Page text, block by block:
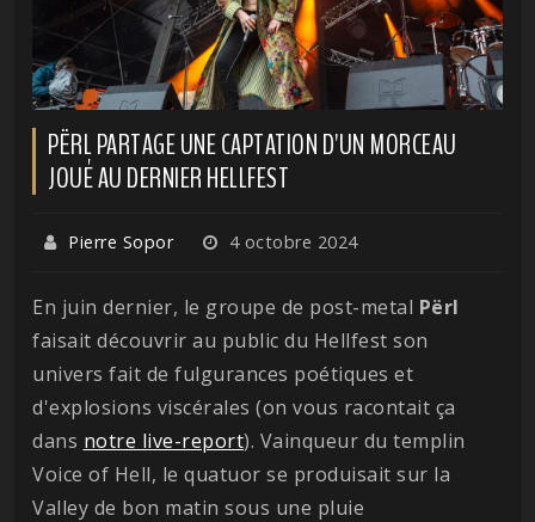
PËRL PARTAGE UNE CAPTATION D'UN MORCEAU
JOUÉ AU DERNIER HELLFEST
Pierre Sopor 4 octobre 2024
En juin dernier, le groupe de post-metal Përl
faisait découvrir au public du Hellfest son
univers fait de fulgurances poétiques et
d'explosions viscérales (on vous racontait ça
dans notre live-report). Vainqueur du templin
Voice of Hell, le quatuor se produisait sur la
Valley de bon matin sous une pluie